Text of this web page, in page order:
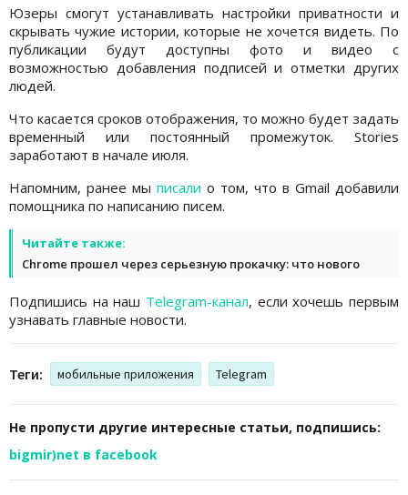
Юзеры смогут устанавливать настройки приватности и
скрывать чужие истории, которые не хочется видеть. По
публикации будут доступны фото и видео с
возможностью добавления подписей и отметки других
людей.
Что касается сроков отображения, то можно будет задать
временный или постоянный промежуток. Stories
заработают в начале июля.
Напомним, ранее мы писали о том, что в Gmail добавили
помощника по написанию писем.
Читайте также:
Chrome прошел через серьезную прокачку: что нового
Подпишись на наш Telegram-канал, если хочешь первым
узнавать главные новости.
Теги: мобильные приложения Telegram
Не пропусти другие интересные статьи, подпишись:
bigmir)net в facebook